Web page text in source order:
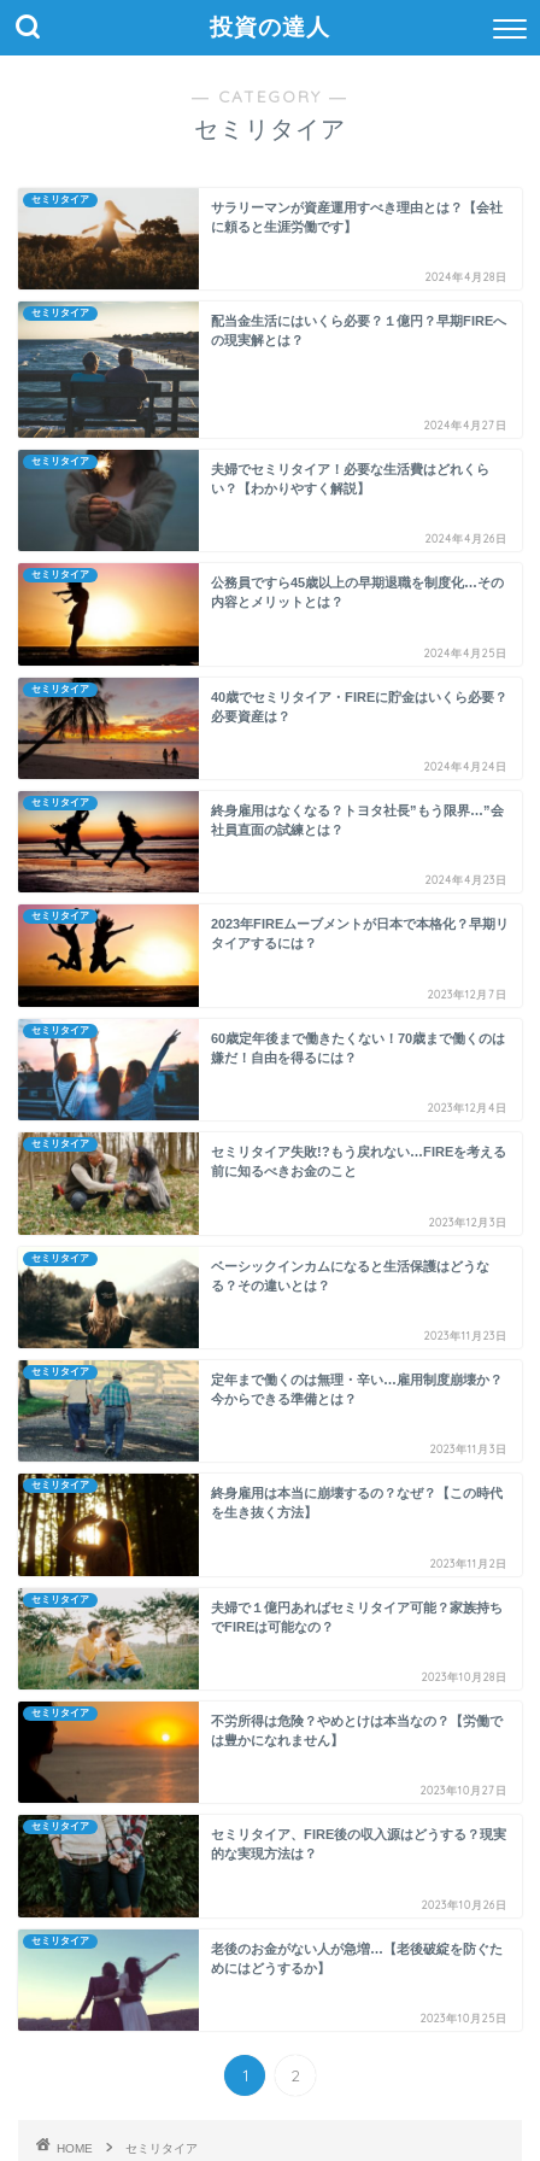
投資の達人
― CATEGORY ―
セミリタイア
セミリタイア
サラリーマンが資産運用すべき理由とは？【会社
に頼ると生涯労働です】
2024年4月28日
セミリタイア
配当金生活にはいくら必要？１億円？早期FIREへ
の現実解とは？
2024年4月27日
セミリタイア
夫婦でセミリタイア！必要な生活費はどれくら
い？【わかりやすく解説】
2024年4月26日
セミリタイア
公務員ですら45歳以上の早期退職を制度化…その
内容とメリットとは？
2024年4月25日
セミリタイア
40歳でセミリタイア・FIREに貯金はいくら必要？
必要資産は？
2024年4月24日
セミリタイア
終身雇用はなくなる？トヨタ社長”もう限界…”会
社員直面の試練とは？
2024年4月23日
セミリタイア
2023年FIREムーブメントが日本で本格化？早期リ
タイアするには？
2023年12月7日
セミリタイア
60歳定年後まで働きたくない！70歳まで働くのは
嫌だ！自由を得るには？
2023年12月4日
セミリタイア
セミリタイア失敗!?もう戻れない…FIREを考える
前に知るべきお金のこと
2023年12月3日
セミリタイア
ベーシックインカムになると生活保護はどうな
る？その違いとは？
2023年11月23日
セミリタイア
定年まで働くのは無理・辛い…雇用制度崩壊か？
今からできる準備とは？
2023年11月3日
セミリタイア
終身雇用は本当に崩壊するの？なぜ？【この時代
を生き抜く方法】
2023年11月2日
セミリタイア
夫婦で１億円あればセミリタイア可能？家族持ち
でFIREは可能なの？
2023年10月28日
セミリタイア
不労所得は危険？やめとけは本当なの？【労働で
は豊かになれません】
2023年10月27日
セミリタイア
セミリタイア、FIRE後の収入源はどうする？現実
的な実現方法は？
2023年10月26日
セミリタイア
老後のお金がない人が急増…【老後破綻を防ぐた
めにはどうするか】
2023年10月25日
1 2
HOME セミリタイア